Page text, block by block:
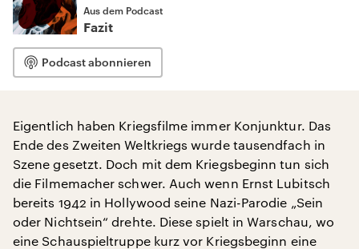
Aus dem Podcast
Fazit
Podcast abonnieren
Eigentlich haben Kriegsfilme immer Konjunktur. Das
Ende des Zweiten Weltkriegs wurde tausendfach in
Szene gesetzt. Doch mit dem Kriegsbeginn tun sich
die Filmemacher schwer. Auch wenn Ernst Lubitsch
bereits 1942 in Hollywood seine Nazi-Parodie „Sein
oder Nichtsein“ drehte. Diese spielt in Warschau, wo
eine Schauspieltruppe kurz vor Kriegsbeginn eine